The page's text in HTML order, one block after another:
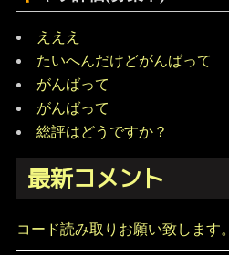
えええ
たいへんだけどがんばって
がんばって
がんばって
総評はどうですか？
最新コメント
コード読み取りお願い致します。